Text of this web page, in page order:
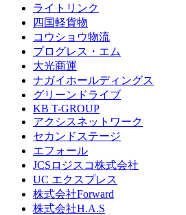
ライトリンク
四国軽貨物
コウショウ物流
プログレス・エム
大光商運
ナガイホールディングス
グリーンドライブ
KB T-GROUP
アクシスネットワーク
セカンドステージ
エフォール
JCSロジスコ株式会社
UC エクスプレス
株式会社Forward
株式会社H.A.S